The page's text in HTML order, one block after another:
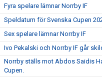
Fyra spelare lämnar Norrby IF
Speldatum för Svenska Cupen
Sex spelare lämnar Norrby IF
Ivo Pekalski och Norrby IF går
Norrby ställs mot Abdos Saidis
Cupen.